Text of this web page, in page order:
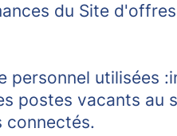
du Site
personnel utilisées
postes vacants au
connectés.